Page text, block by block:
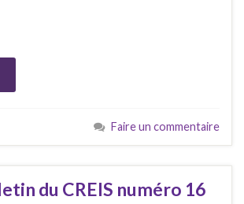
Faire un commentaire
du CREIS numéro 16